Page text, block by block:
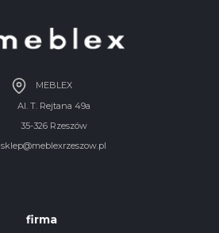
MEBLEX
Al. T. Rejtana 49a
35-326 Rzeszów
sklep@meblexrzeszow.pl
firma